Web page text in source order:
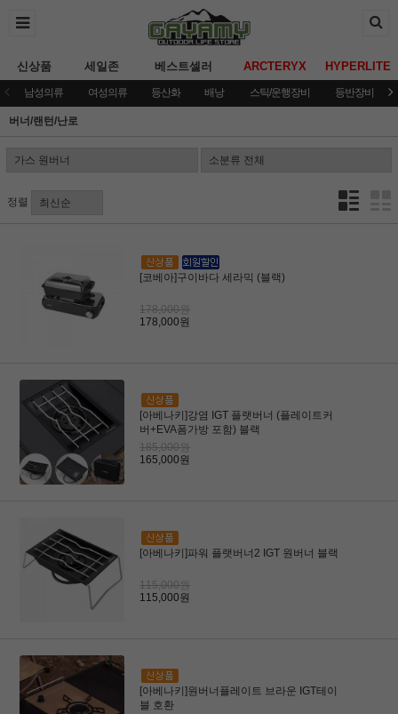
신상품 세일존 베스트셀러 ARCTERYX HYPERLITE
남성의류 여성의류 등산화 배낭 스틱/운행장비 등반장비
버너/랜턴/난로
정렬
[코베아]구이바다 세라믹 (블랙)
178,000원
178,000원
[아베나키]강염 IGT 플랫버너 (플레이트커
버+EVA폼가방 포함) 블랙
185,000원
165,000원
[아베나키]파워 플랫버너2 IGT 원버너 블랙
115,000원
115,000원
[아베나키]원버너플레이트 브라운 IGT테이
블 호환